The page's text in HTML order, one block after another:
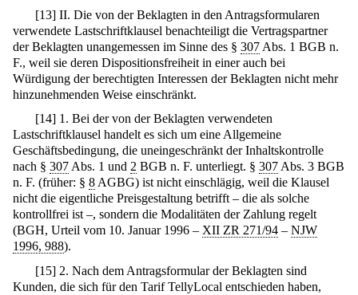
[13] II. Die von der Beklagten in den Antragsformularen
verwendete Lastschriftklausel benachteiligt die Vertragspartner
der Beklagten unangemessen im Sinne des § 307 Abs. 1 BGB n.
F., weil sie deren Dispositionsfreiheit in einer auch bei
Würdigung der berechtigten Interessen der Beklagten nicht mehr
hinzunehmenden Weise einschränkt.
[14] 1. Bei der von der Beklagten verwendeten
Lastschriftklausel handelt es sich um eine Allgemeine
Geschäftsbedingung, die uneingeschränkt der Inhaltskontrolle
nach § 307Abs. 1 und 2 BGB n. F. unterliegt. § 307Abs. 3 BGB
n. F. (früher: § 8AGBG) ist nicht einschlägig, weil die Klausel
nicht die eigentliche Preisgestaltung betrifft – die als solche
kontrollfrei ist –, sondern die Modalitäten der Zahlung regelt
(BGH, Urteil vom 10. Januar 1996 – XII ZR 271/94 – NJW
1996, 988).
[15] 2. Nach dem Antragsformular der Beklagten sind
Kunden, die sich für den Tarif TellyLocal entschieden haben,